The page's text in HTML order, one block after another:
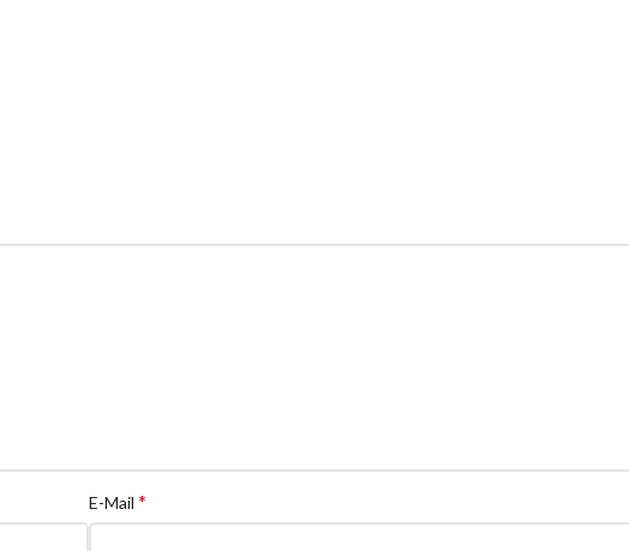
E-Mail *